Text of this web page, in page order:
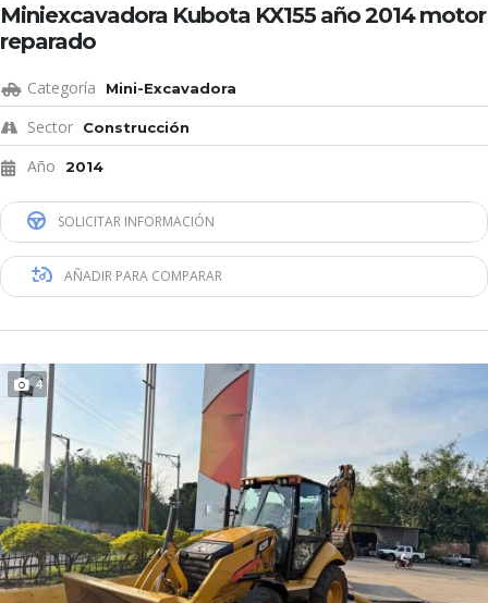
Miniexcavadora Kubota KX155 año 2014 motor
reparado
Categoría Mini-Excavadora
Sector Construcción
Año 2014
SOLICITAR INFORMACIÓN
AÑADIR PARA COMPARAR
4